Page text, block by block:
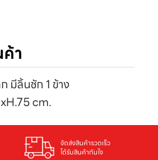
า
มีลิ้นชัก 1 ข้าง
cm.
จัดส่งสินค้ารวดเร็ว
ได้รับสินค้าทันใจ